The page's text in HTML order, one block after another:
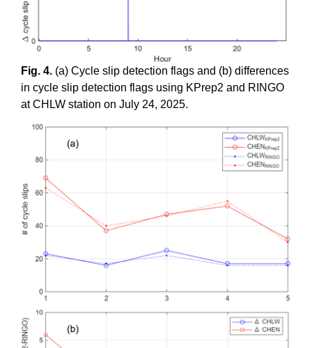
Fig. 4. (a) Cycle slip detection flags and (b) differences
in cycle slip detection flags using KPrep2 and RINGO
at CHLW station on July 24, 2025.